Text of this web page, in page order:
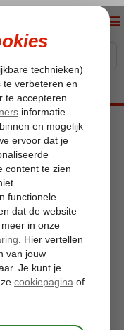
De Luxe
De Luxe